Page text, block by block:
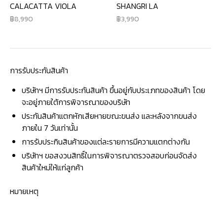
CALACATTA VIOLA
8,990
SHANGRI LA
3,990
การรับประกันสินค้า
บริษัทฯ มีการรับประกันสินค้า ขึ้นอยู่กับประเภทของสินค้า โดย
จะอยู่ภายใต้การพิจารณาของบริษัท
ประกันสินค้าแตกหักเสียหายขณะขนส่ง และหลังจากขนส่ง
ภายใน 7 วันเท่านั้น
การรับประกินสินค้าของแต่ละรายการมีความแตกต่างกัน
บริษัทฯ ขอสงวนสิทธิ์ในการพิจารณาตรวจสอบก่อนจัดส่ง
สินค้าใหม่ให้แก่ลูกค้า
หมายเหตุ